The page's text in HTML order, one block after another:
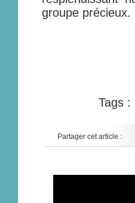
groupe précieux.
Tags :
Partager cet article :